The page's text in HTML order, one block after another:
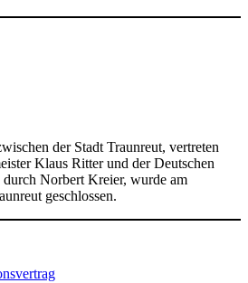
der Stadt Traunreut, vertreten
Klaus Ritter und der Deutschen
Norbert Kreier, wurde am
geschlossen.